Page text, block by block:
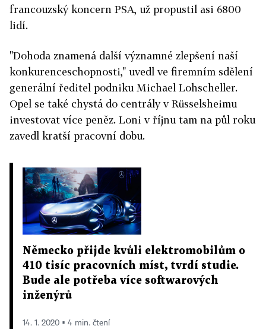
francouzský koncern PSA, už propustil asi 6800
lidí.
"Dohoda znamená další významné zlepšení naší
konkurenceschopnosti," uvedl ve firemním sdělení
generální ředitel podniku Michael Lohscheller.
Opel se také chystá do centrály v Rüsselsheimu
investovat více peněz. Loni v říjnu tam na půl roku
zavedl kratší pracovní dobu.
Německo přijde kvůli elektromobilům o
410 tisíc pracovních míst, tvrdí studie.
Bude ale potřeba více softwarových
inženýrů
14. 1. 2020 ▪ 4 min. čtení